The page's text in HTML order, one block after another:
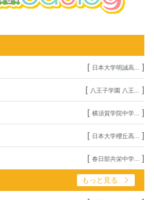
[ 日本大学明誠高... ]
[ 八王子学園 八王... ]
[ 横須賀学院中学... ]
[ 日本大学櫻丘高... ]
[ 春日部共栄中学... ]
もっと見る